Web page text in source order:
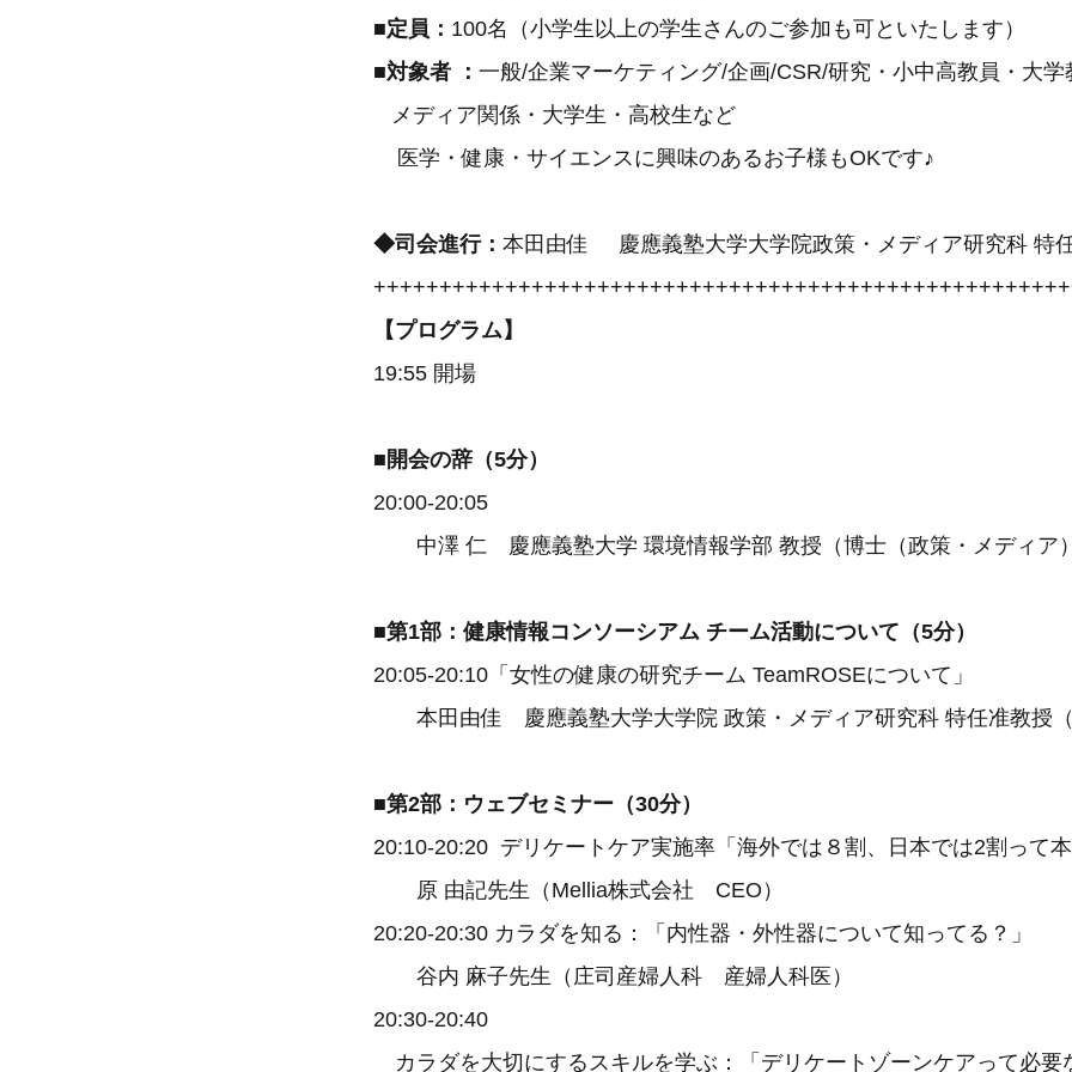
■定員： 100名（小学生以上の学生さんのご参加も可といたします）
■対象者 ： 一般/企業マーケティング/企画/CSR/研究・小中高教員・大学
メディア関係・大学生・高校生など
医学・健康・サイエンスに興味のあるお子様もOKです♪
◆司会進行： 本田由佳 慶應義塾大学大学院政策・メディア研究科 特
【プログラム】
19:55 開場
■開会の辞（5分）
20:00-20:05
中澤 仁 慶應義塾大学 環境情報学部 教授（博士（政策・メディア）
■第1部：健康情報コンソーシアム チーム活動について（5分）
20:05-20:10「女性の健康の研究チーム TeamROSEについて」
本田由佳 慶應義塾大学大学院 政策・メディア研究科 特任准教授（
■第2部：ウェブセミナー（30分）
20:10-20:20 デリケートケア実施率「海外では８割、日本では2割って
原 由記先生（Mellia株式会社 CEO）
20:20-20:30 カラダを知る：「内性器・外性器について知ってる？」
谷内 麻子先生（庄司産婦人科 産婦人科医）
20:30-20:40
カラダを大切にするスキルを学ぶ：「デリケートゾーンケアって必要